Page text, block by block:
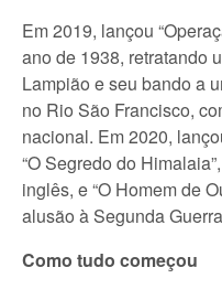
Em 2019, lançou
ano de 1938, retratando
Lampião e seu bando a
no Rio São Francisco,
nacional. Em 2020,
“O Segredo do
inglês, e “O Homem de
alusão à Segunda
Como tudo começou